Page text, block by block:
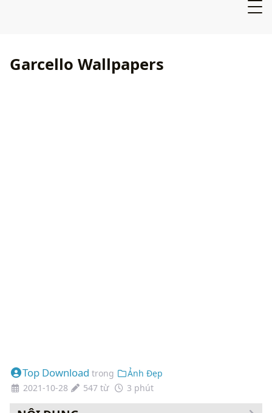
Garcello Wallpapers
Top Download trong
Ảnh Đẹp
2021-10-28
547 từ 3 phút